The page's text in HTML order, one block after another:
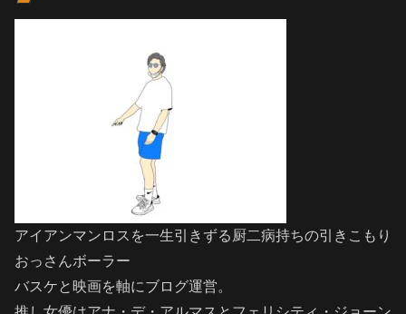
アイアンマンロスを一生引きずる厨二病持ちの引きこもり
おっさんボーラー
バスケと映画を軸にブログ運営。